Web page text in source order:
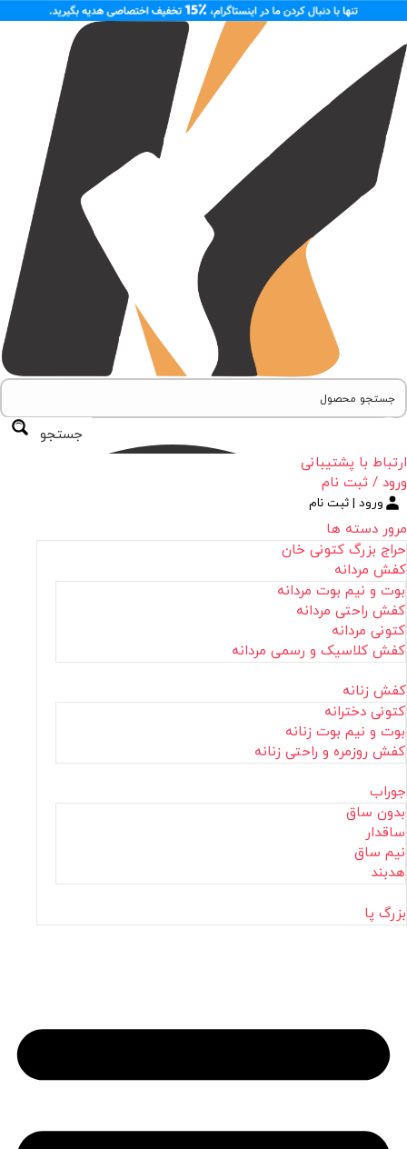
جستجو
ارتباط با پشتیبانی
ورود / ثبت نام
ورود | ثبت نام
مرور دسته ها
حراج بزرگ کتونی خان
کفش مردانه
بوت و نیم بوت مردانه
کفش راحتی مردانه
کتونی مردانه
کفش کلاسیک و رسمی مردانه
کفش زنانه
کتونی دخترانه
بوت و نیم بوت زنانه
کفش روزمره و راحتی زنانه
جوراب
بدون ساق
ساقدار
نیم ساق
هدبند
بزرگ پا